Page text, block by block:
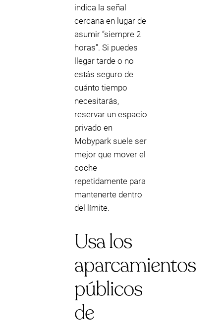
indica la señal
cercana en lugar de
asumir “siempre 2
horas”. Si puedes
llegar tarde o no
estás seguro de
cuánto tiempo
necesitarás,
reservar un espacio
privado en
Mobypark suele ser
mejor que mover el
coche
repetidamente para
mantenerte dentro
del límite.
Usa los
aparcamientos
públicos
de